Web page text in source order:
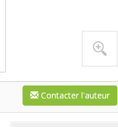
Contacter l'auteur